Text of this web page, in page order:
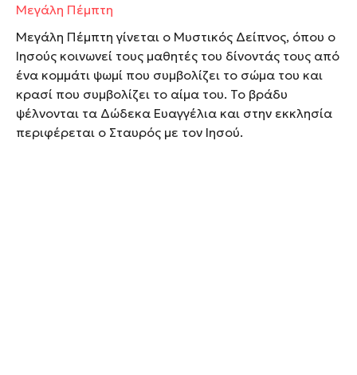
Μεγάλη Πέμπτη
Μεγάλη Πέμπτη γίνεται ο Μυστικός Δείπνος, όπου ο
Ιησούς κοινωνεί τους μαθητές του δίνοντάς τους από
ένα κομμάτι ψωμί που συμβολίζει το σώμα του και
κρασί που συμβολίζει το αίμα του. Το βράδυ
ψέλνονται τα Δώδεκα Ευαγγέλια και στην εκκλησία
περιφέρεται ο Σταυρός με τον Ιησού.